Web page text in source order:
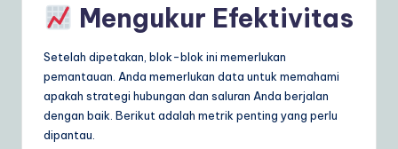
Mengukur Efektivitas
Setelah dipetakan, blok-blok ini memerlukan
pemantauan. Anda memerlukan data untuk memahami
apakah strategi hubungan dan saluran Anda berjalan
dengan baik. Berikut adalah metrik penting yang perlu
dipantau.